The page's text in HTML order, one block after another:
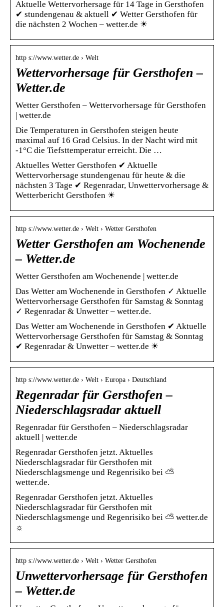
Aktuelle Wettervorhersage für 14 Tage in Gersthofen
✔ stundengenau & aktuell ✔ Wetter Gersthofen für
die nächsten 2 Wochen – wetter.de ☀
http s://www.wetter.de › Welt
Wettervorhersage für Gersthofen –
Wetter.de
Wetter Gersthofen – Wettervorhersage für Gersthofen
| wetter.de
Die Temperaturen in Gersthofen steigen heute
maximal auf 16 Grad Celsius. In der Nacht wird mit
-1°C die Tiefsttemperatur erreicht. Die …
Aktuelles Wetter Gersthofen ✔ Aktuelle
Wettervorhersage stundengenau für heute & die
nächsten 3 Tage ✔ Regenradar, Unwettervorhersage &
Wetterbericht Gersthofen ☀
http s://www.wetter.de › Welt › Wetter Gersthofen
Wetter Gersthofen am Wochenende
– Wetter.de
Wetter Gersthofen am Wochenende | wetter.de
Das Wetter am Wochenende in Gersthofen ✓ Aktuelle
Wettervorhersage Gersthofen für Samstag & Sonntag
✓ Regenradar & Unwetter – wetter.de.
Das Wetter am Wochenende in Gersthofen ✔ Aktuelle
Wettervorhersage Gersthofen für Samstag & Sonntag
✔ Regenradar & Unwetter – wetter.de ☀
http s://www.wetter.de › Welt › Europa › Deutschland
Regenradar für Gersthofen –
Niederschlagsradar aktuell
Regenradar für Gersthofen – Niederschlagsradar
aktuell | wetter.de
Regenradar Gersthofen jetzt. Aktuelles
Niederschlagsradar für Gersthofen mit
Niederschlagsmenge und Regenrisiko bei ⛅
wetter.de.
Regenradar Gersthofen jetzt. Aktuelles
Niederschlagsradar für Gersthofen mit
Niederschlagsmenge und Regenrisiko bei ⛅ wetter.de
☼
http s://www.wetter.de › Welt › Wetter Gersthofen
Unwettervorhersage für Gersthofen
– Wetter.de